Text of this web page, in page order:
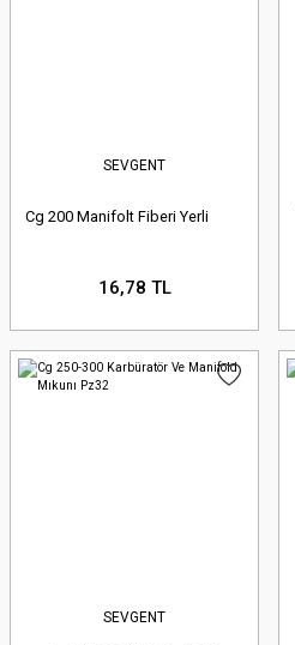
SEVGENT
Cg 200 Manifolt Fiberi Yerli
16,78 TL
SEVGENT